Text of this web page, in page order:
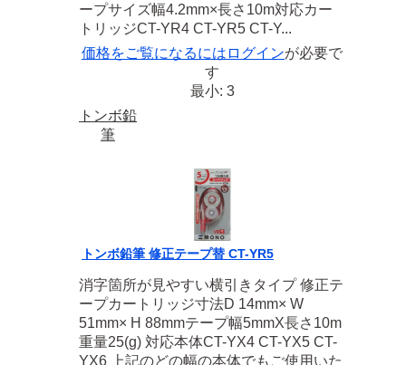
ープサイズ幅4.2mm×長さ10m対応カー
トリッジCT-YR4 CT-YR5 CT-Y...
価格をご覧になるには ログインが必要で
す
最小: 3
トンボ鉛
筆
トンボ鉛筆 修正テープ替 CT-YR5
消字箇所が見やすい横引きタイプ 修正テ
ープカートリッジ寸法D 14mm× W
51mm× H 88mmテープ幅5mmX長さ10m
重量25(g) 対応本体CT-YX4 CT-YX5 CT-
YX6 上記のどの幅の本体でもご使用いた